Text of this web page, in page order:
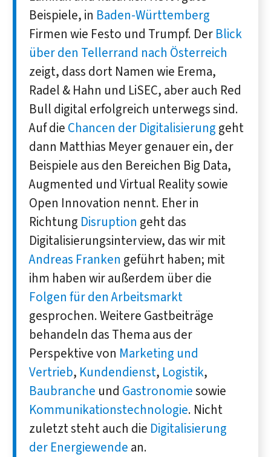
Beispiele, in Baden-Württemberg
Firmen wie Festo und Trumpf. Der Blick
über den Tellerrand nach Österreich
zeigt, dass dort Namen wie Erema,
Radel & Hahn und LiSEC, aber auch Red
Bull digital erfolgreich unterwegs sind.
Auf die Chancen der Digitalisierung geht
dann Matthias Meyer genauer ein, der
Beispiele aus den Bereichen Big Data,
Augmented und Virtual Reality sowie
Open Innovation nennt. Eher in
Richtung Disruption geht das
Digitalisierungsinterview, das wir mit
Andreas Franken geführt haben; mit
ihm haben wir außerdem über die
Folgen für den Arbeitsmarkt
gesprochen. Weitere Gastbeiträge
behandeln das Thema aus der
Perspektive von Marketing und
Vertrieb, Kundendienst, Logistik,
Baubranche und Gastronomiesowie
Kommunikationstechnologie. Nicht
zuletzt steht auch die Digitalisierung
der Energiewende an.